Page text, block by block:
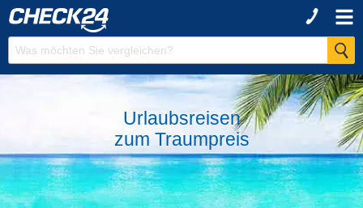
Urlaubsreisen
zum Traumpreis